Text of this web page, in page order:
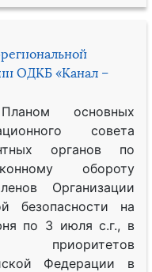
ОДКБ «Канал –
основных
совета
органов по
обороту
Организации
безопасности на
по 3 июля с.г., в
приоритетов
Федерации в